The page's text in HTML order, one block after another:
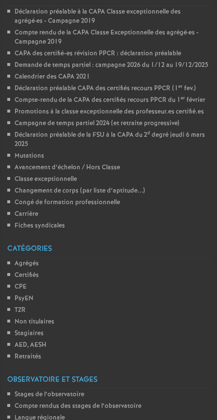
Déclaration préalable à la CAPA Classe exceptionnelle des
agrégé·es - Campagne 2019
Compte rendu de la CAPA Classe Exceptionnelle des agrégé·es -
Campagne 2019
CAPA des certifié-es révision PPCR : déclaration préalable
Demande de temps partiel : campagne 2026 du 1/12 au 19/12/2025
Calendrier des CAPA 2021
Déclaration préalable CAPA des certifiés recours PPCR (1 er fev.)
Compte-rendu de la CAPA des certifiés recours PPCR du 1 er février
Promotions à la classe exceptionnelle des professeur.es certifié.es
Campagne de temps partiel 2024 (et retraite progressive)
Déclaration préalable de la FSU à la CAPA du 2d degré jeudi 6 mars
2025
Mutations
Avancement d’échelon / Hors Classe
Classe exceptionnelle
Changement de corps (par liste d’aptitude...)
Congé de formation professionnelle
Carrière
Fiches syndicales
CATÉGORIES
Agrégés
Certifiés
CPE
PsyEN
TZR
Non titulaires
Stagiaires
AED, AESH
Retraités
OBSERVATOIRE ET STAGES
Stages de l’observatoire
Compte rendus des stages de l’observatoire
Langue régionale